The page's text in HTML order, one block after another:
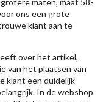
maten, maat 58-
ons een grote
klant aan te
over het artikel,
van het plaatsen van
klant een duidelijk
In de webshop